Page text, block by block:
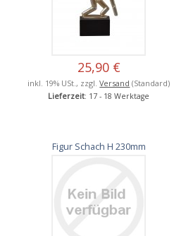
25,90 €
inkl. 19% USt., zzgl.Versand (Standard)
Lieferzeit: 17 - 18 Werktage
Figur Schach H 230mm